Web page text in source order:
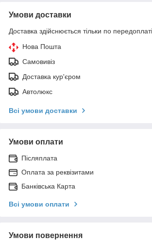
Умови доставки
Доставка здійснюється тільки по передоплаті.
Нова Пошта
Самовивіз
Доставка кур'єром
Автолюкс
Всі умови доставки
Умови оплати
Післяплата
Оплата за реквізитами
Банківська Карта
Всі умови оплати
Умови повернення